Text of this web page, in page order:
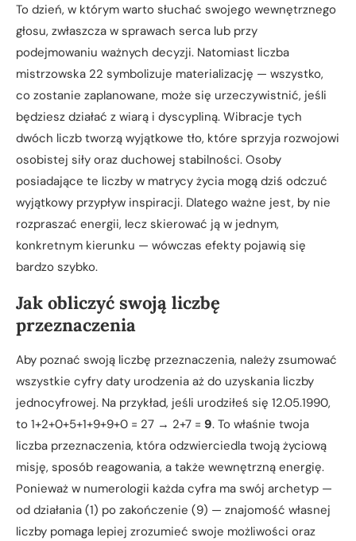
To dzień, w którym warto słuchać swojego wewnętrznego
głosu, zwłaszcza w sprawach serca lub przy
podejmowaniu ważnych decyzji. Natomiast liczba
mistrzowska 22 symbolizuje materializację — wszystko,
co zostanie zaplanowane, może się urzeczywistnić, jeśli
będziesz działać z wiarą i dyscypliną. Wibracje tych
dwóch liczb tworzą wyjątkowe tło, które sprzyja rozwojowi
osobistej siły oraz duchowej stabilności. Osoby
posiadające te liczby w matrycy życia mogą dziś odczuć
wyjątkowy przypływ inspiracji. Dlatego ważne jest, by nie
rozpraszać energii, lecz skierować ją w jednym,
konkretnym kierunku — wówczas efekty pojawią się
bardzo szybko.
Jak obliczyć swoją liczbę
przeznaczenia
Aby poznać swoją liczbę przeznaczenia, należy zsumować
wszystkie cyfry daty urodzenia aż do uzyskania liczby
jednocyfrowej. Na przykład, jeśli urodziłeś się 12.05.1990,
to 1+2+0+5+1+9+9+0 = 27 → 2+7 = 9. To właśnie twoja
liczba przeznaczenia, która odzwierciedla twoją życiową
misję, sposób reagowania, a także wewnętrzną energię.
Ponieważ w numerologii każda cyfra ma swój archetyp —
od działania (1) po zakończenie (9) — znajomość własnej
liczby pomaga lepiej zrozumieć swoje możliwości oraz